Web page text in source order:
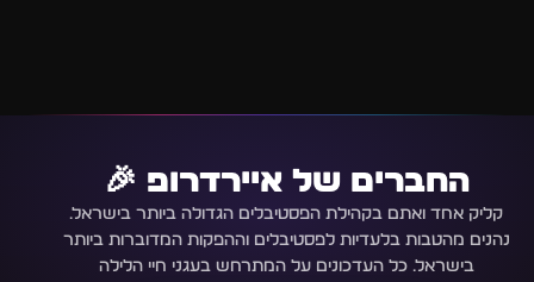
החברים של איירדרופ 🎉
קליק אחד ואתם בקהילת הפסטיבלים הגדולה ביותר בישראל.
נהנים מהטבות בלעדיות לפסטיבלים וההפקות המדוברות ביותר
בישראל. כל העדכונים על המתרחש בעגני חיי הלילה